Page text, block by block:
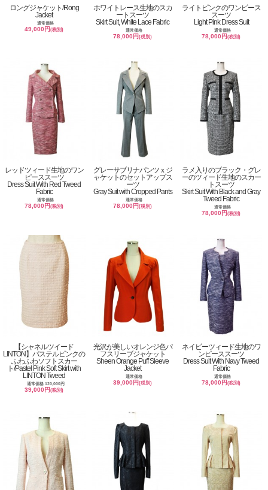
ロングジャケット/Rong
Jacket
通常価格
49,000円(税別)
ホワイトレース生地のスカ
ートスーツ
Skirt Suit, White Lace Fabric
通常価格
78,000円(税別)
ライトピンクのワンピース
スーツ
Light Pink Dress Suit
通常価格
78,000円(税別)
レッドツィード生地のワン
ピーススーツ
Dress Suit With Red Tweed
Fabric
通常価格
78,000円(税別)
グレーサブリナパンツｘジ
ャケットのセットアップス
ーツ
Gray Suit with Cropped Pants
通常価格
78,000円(税別)
ラメ入りのブラック・グレ
ーのツィード生地のスカー
トスーツ
Skirt Suit With Black and Gray
Tweed Fabric
通常価格
78,000円(税別)
【シャネルツイード
LINTON】パステルピンクの
ふわふわソフトスカー
ト/Pastel Pink Soft Skirt with
LINTON Tweed
通常価格 120,000円
39,000円(税別)
光沢が美しいオレンジ色パ
フスリーブジャケット
Sheen Orange Puff Sleeve
Jacket
通常価格
39,000円(税別)
ネイビーツィード生地のワ
ンピーススーツ
Dress Suit With Navy Tweed
Fabric
通常価格
78,000円(税別)